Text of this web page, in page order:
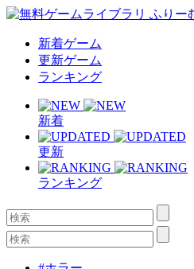
新着ゲーム
更新ゲーム
ランキング
新着
更新
ランキング